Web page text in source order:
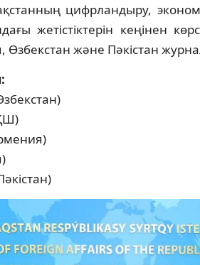
цифрландыру,
жетістіктерін кеңінен
және Пәкістан